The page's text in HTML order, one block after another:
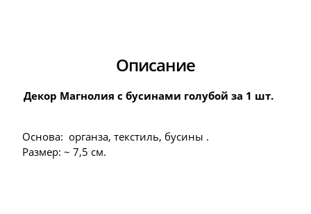
Описание
Декор Магнолия с бусинами голубой за 1 шт.
Основа: органза, текстиль, бусины .
Размер: ~ 7,5 см.